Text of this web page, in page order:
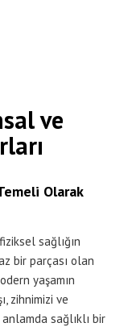
ve
Olarak
sağlığın
bir parçası olan
yaşamın
zihnimizi ve
sağlıklı bir